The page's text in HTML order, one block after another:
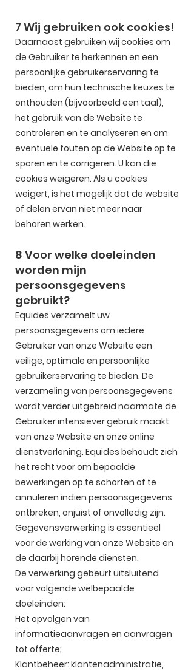
7 Wij gebruiken ook cookies!
Daarnaast gebruiken wij cookies om
de Gebruiker te herkennen en een
persoonlijke gebruikerservaring te
bieden, om hun technische keuzes te
onthouden (bijvoorbeeld een taal),
het gebruik van de Website te
controleren en te analyseren en om
eventuele fouten op de Website op te
sporen en te corrigeren. U kan die
cookies weigeren. Als u cookies
weigert, is het mogelijk dat de website
of delen ervan niet meer naar
behoren werken.
8 Voor welke doeleinden
worden mijn
persoonsgegevens
gebruikt?
Equides verzamelt uw
persoonsgegevens om iedere
Gebruiker van onze Website een
veilige, optimale en persoonlijke
gebruikerservaring te bieden. De
verzameling van persoonsgegevens
wordt verder uitgebreid naarmate de
Gebruiker intensiever gebruik maakt
van onze Website en onze online
dienstverlening. Equides behoudt zich
het recht voor om bepaalde
bewerkingen op te schorten of te
annuleren indien persoonsgegevens
ontbreken, onjuist of onvolledig zijn.
Gegevensverwerking is essentieel
voor de werking van onze Website en
de daarbij horende diensten.
De verwerking gebeurt uitsluitend
voor volgende welbepaalde
doeleinden:
Het opvolgen van
informatieaanvragen en aanvragen
tot offerte;
Klantbeheer: klantenadministratie,